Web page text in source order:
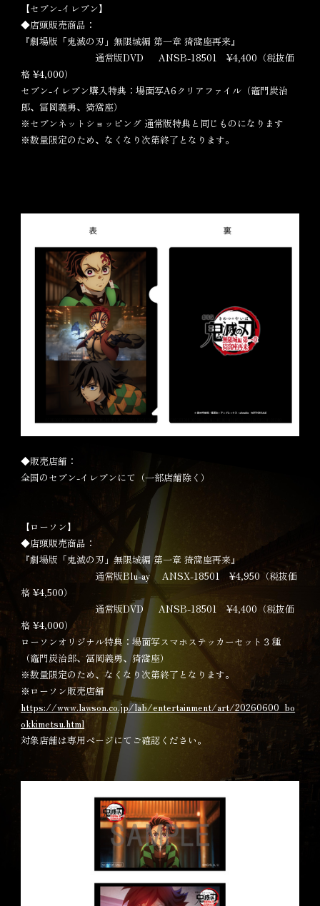
【セブン-イレブン】
◆店頭販売商品：
『劇場版「鬼滅の刃」無限城編 第一章 猗窩座再来』
通常版DVD ANSB-18501 ¥4,400（税抜価
格 ¥4,000）
セブン-イレブン購入特典：場面写A6クリアファイル（竈門炭治
郎、冨岡義勇、猗窩座）
※セブンネットショッピング 通常版特典と同じものになります
※数量限定のため、なくなり次第終了となります。
◆販売店舗：
全国のセブン-イレブンにて（一部店舗除く）
【ローソン】
◆店頭販売商品：
『劇場版「鬼滅の刃」無限城編 第一章 猗窩座再来』
通常版Blu-ay ANSX-18501 ¥4,950（税抜価
格 ¥4,500）
通常版DVD ANSB-18501 ¥4,400（税抜価
格 ¥4,000）
ローソンオリジナル特典：場面写スマホステッカーセット３種
（竈門炭治郎、冨岡義勇、猗窩座）
※数量限定のため、なくなり次第終了となります。
※ローソン販売店舗
https://www.lawson.co.jp/lab/entertainment/art/20260600_bo
okkimetsu.html
対象店舗は専用ページにてご確認ください。